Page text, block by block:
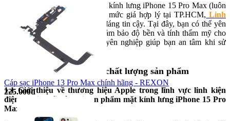
Nếu bạn đang cần tìm mua mặt kính lưng iPhone 15 Pro Max (luôn
kính camera) với sản phẩm và mức giá hợp lý tại TP.HCM, Linh
Kiện Tín Thành
là lựa chọn đáng tin cậy. Tại đây, bạn có thể yên
tâm về chất lượng linh kiện, đảm bảo độ bền và tính thẩm mỹ cho
thiết bị, cùng với dịch vụ chuyên nghiệp giúp bạn an tâm khi sử
1. Thương hiệu Apple và chất lượng sản phẩm
1.1 Giới thiệu về thương hiệu Apple trong lĩnh vực linh kiện
điện thoại - nổi bật với sản phẩm mặt kính lưng iPhone 15 Pro
Max (luôn kính camera)
Cáp sạc iPhone 13 Pro Max chính hãng - REXON
225.000đ